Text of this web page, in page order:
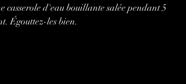
casserole d'eau bouillante salée pendant 5
Égouttez-les bien.